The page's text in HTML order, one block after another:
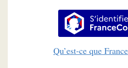
Qu’est-ce que